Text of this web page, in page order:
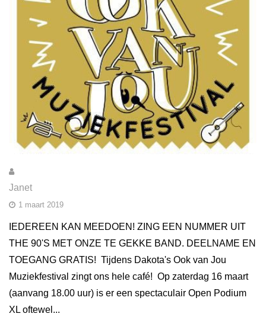
Janet
1 maart 2019
IEDEREEN KAN MEEDOEN! ZING EEN NUMMER UIT
THE 90'S MET ONZE TE GEKKE BAND. DEELNAME EN
TOEGANG GRATIS! Tijdens Dakota's Ook van Jou
Muziekfestival zingt ons hele café! Op zaterdag 16 maart
(aanvang 18.00 uur) is er een spectaculair Open Podium
XL oftewel...